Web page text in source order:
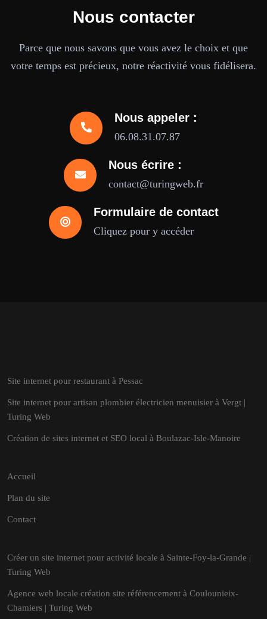
Nous contacter
Parce que nous savons que vous avez le choix et que
votre temps est précieux, notre réactivité vous fidélisera.
Nous appeler :
06.08.31.07.87
Nous écrire :
contact@turingweb.fr
Formulaire de contact
Cliquez pour y accéder
Site internet pour restaurant à Pessac
Site internet pour artisan plombier électricien menuisier à Vergt |
Turing Web
Création de sites internet et SEO local à Boulazac-Isle-Manoire
Accueil
Plan du site
Contact
Créer un site internet pour activité locale à Sainte-Foy-la-Grande |
Turing Web
Agence web locale création site référencement à Coulounieix-
Chamiers | Turing Web